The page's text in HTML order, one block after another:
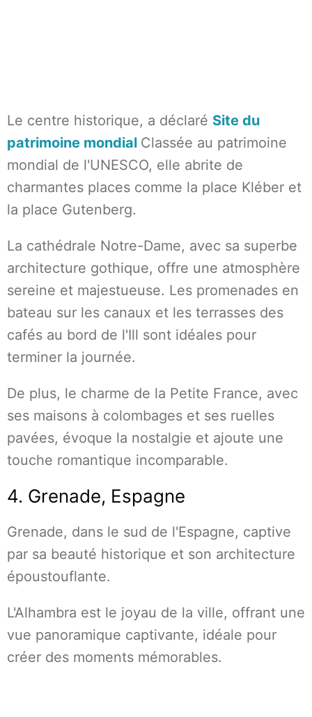
Le centre historique, a déclaré Site du
patrimoine mondial Classée au patrimoine
mondial de l'UNESCO, elle abrite de
charmantes places comme la place Kléber et
la place Gutenberg.
La cathédrale Notre-Dame, avec sa superbe
architecture gothique, offre une atmosphère
sereine et majestueuse. Les promenades en
bateau sur les canaux et les terrasses des
cafés au bord de l'Ill sont idéales pour
terminer la journée.
De plus, le charme de la Petite France, avec
ses maisons à colombages et ses ruelles
pavées, évoque la nostalgie et ajoute une
touche romantique incomparable.
4. Grenade, Espagne
Grenade, dans le sud de l'Espagne, captive
par sa beauté historique et son architecture
époustouflante.
L'Alhambra est le joyau de la ville, offrant une
vue panoramique captivante, idéale pour
créer des moments mémorables.